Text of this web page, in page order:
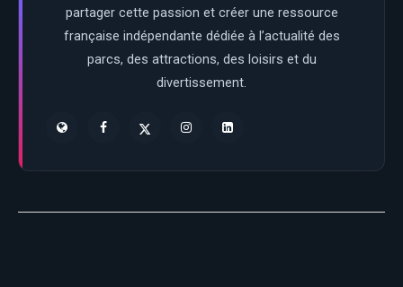
partager cette passion et créer une ressource
française indépendante dédiée à l’actualité des
parcs, des attractions, des loisirs et du
divertissement.